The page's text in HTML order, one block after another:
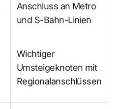
Anschluss an Metro
und S-Bahn-Linien
Wichtiger
Umsteigeknoten mit
Regionalanschlüssen